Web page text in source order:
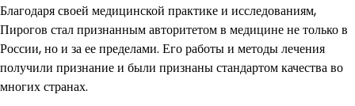
Благодаря своей медицинской практике и исследованиям,
Пирогов стал признанным авторитетом в медицине не только в
России, но и за ее пределами. Его работы и методы лечения
получили признание и были признаны стандартом качества во
многих странах.